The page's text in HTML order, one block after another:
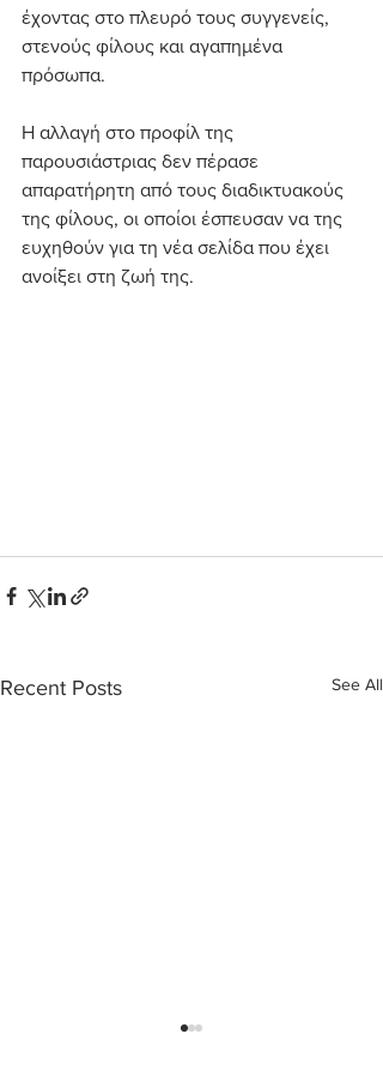
έχοντας στο πλευρό τους συγγενείς,
στενούς φίλους και αγαπημένα
πρόσωπα.
Η αλλαγή στο προφίλ της
παρουσιάστριας δεν πέρασε
απαρατήρητη από τους διαδικτυακούς
της φίλους, οι οποίοι έσπευσαν να της
ευχηθούν για τη νέα σελίδα που έχει
ανοίξει στη ζωή της.
Recent Posts See All